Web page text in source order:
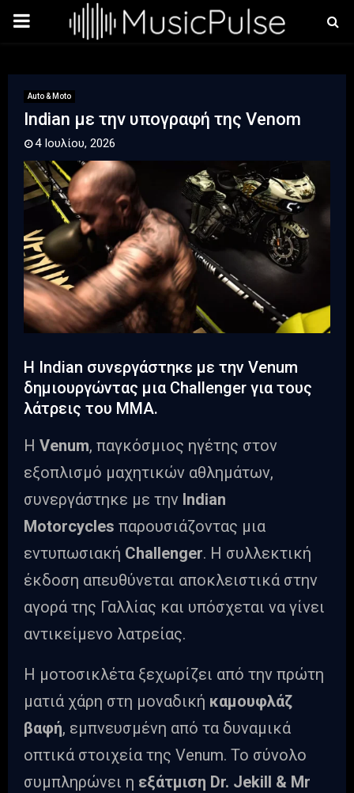
PRIMARY
Auto & Moto
Indian με την υπογραφή της Venom
4 Ιουλίου, 2026
Η Indian συνεργάστηκε με την Venum
δημιουργώντας μια Challenger για τους
λάτρεις του ΜΜΑ.
Η Venum, παγκόσμιος ηγέτης στον
εξοπλισμό μαχητικών αθλημάτων,
συνεργάστηκε με την Indian
Motorcycles παρουσιάζοντας μια
εντυπωσιακή Challenger. H συλλεκτική
έκδοση απευθύνεται αποκλειστικά στην
αγορά της Γαλλίας και υπόσχεται να γίνει
αντικείμενο λατρείας.
Η μοτοσικλέτα ξεχωρίζει από την πρώτη
ματιά χάρη στη μοναδική καμουφλάζ
βαφή, εμπνευσμένη από τα δυναμικά
οπτικά στοιχεία της Venum. Το σύνολο
συμπληρώνει η εξάτμιση Dr. Jekill & Mr